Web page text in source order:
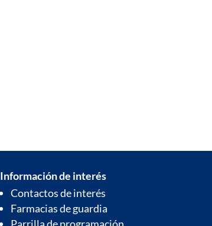
Información de interés
Contactos de interés
Farmacias de guardia